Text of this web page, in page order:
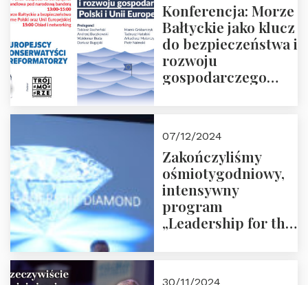
Konferencja: Morze
Bałtyckie jako klucz
do bezpieczeństwa i
rozwoju
gospodarczego
ZAPRASZAMY
07/12/2024
Zakończyliśmy
ośmiotygodniowy,
intensywny
program
„Leadership for the
30/11/2024